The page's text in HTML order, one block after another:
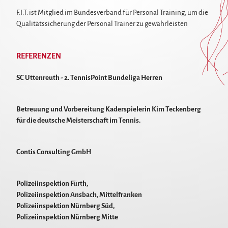
F.I.T. ist Mitglied im Bundesverband für Personal Training, um die
Qualitätssicherung der Personal Trainer zu gewährleisten
REFERENZEN
SC Uttenreuth - 2. TennisPoint Bundeliga Herren
Betreuung und Vorbereitung Kaderspielerin Kim Teckenberg
für die deutsche Meisterschaft im Tennis.
Contis Consulting GmbH
Polizeiinspektion Fürth,
Polizeiinspektion Ansbach, Mittelfranken
Polizeiinspektion Nürnberg Süd,
Polizeiinspektion Nürnberg Mitte